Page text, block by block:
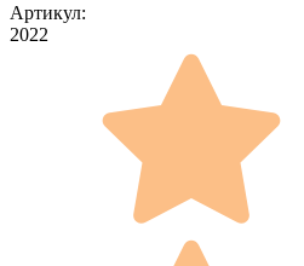
Артикул:
2022